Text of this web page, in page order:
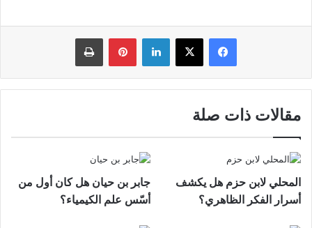
فيسبوك لينكدإن بينتيريست
مقالات ذات صلة
المحلي لابن حزم هل يكشف
أسرار الفكر الظاهري؟
جابر بن حيان هل كان أول من
أسّس علم الكيمياء؟